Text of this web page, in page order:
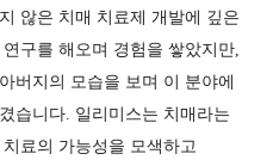
않은 치매 치료제 개발에 깊은
구를 해오며 경험을 쌓았지만,
버지의 모습을 보며 이 분야에
습니다. 일리미스는 치매라는
료의 가능성을 모색하고